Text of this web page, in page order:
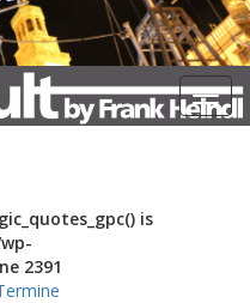
is
2391